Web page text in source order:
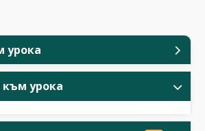
урока
урока